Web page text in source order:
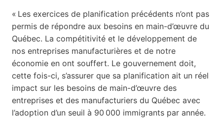
« Les exercices de planification précédents n’ont pas
permis de répondre aux besoins en main-d’œuvre du
Québec. La compétitivité et le développement de
nos entreprises manufacturières et de notre
économie en ont souffert. Le gouvernement doit,
cette fois-ci, s’assurer que sa planification ait un réel
impact sur les besoins de main-d’œuvre des
entreprises et des manufacturiers du Québec avec
l’adoption d’un seuil à 90 000 immigrants par année.